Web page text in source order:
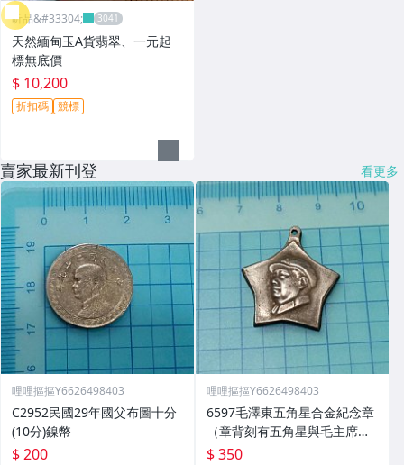
昕品&#33304;
天然緬甸玉A貨翡翠、一元起
標無底價
$ 10,200
折扣碼 競標
賣家最新刊登 看更多
哩哩摳摳Y6626498403
C2952民國29年國父布圖十分
(10分)鎳幣
$ 200
哩哩摳摳Y6626498403
6597毛澤東五角星合金紀念章
（章背刻有五角星與毛主席萬
歲）
$ 350